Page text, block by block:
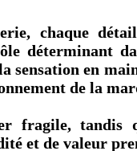
chaque
déterminant
sensation en
de la
fragile, tandis
et de valeur